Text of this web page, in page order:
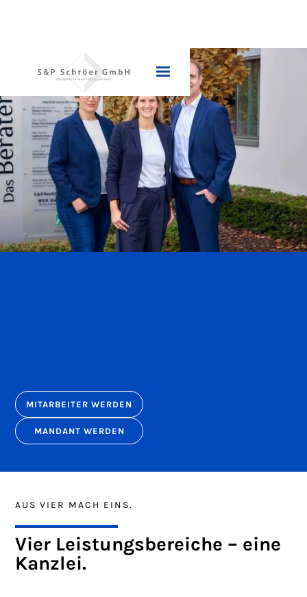
EIN ARBEITGEBER –
vielfältige
Karrierechancen.
MITARBEITER WERDEN
MANDANT WERDEN
AUS VIER MACH EINS.
Vier Leistungs­bereiche – eine
Kanzlei.